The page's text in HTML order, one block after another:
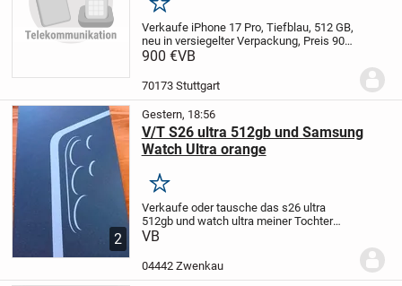
Merken
Verkaufe iPhone 17 Pro, Tiefblau, 512 GB,
neu in versiegelter Verpackung, Preis 900
Euro. Nachricht für weitere Details
900 €VB
70173 Stuttgart
2
Gestern, 18:56
V/T S26 ultra 512gb und Samsung
Watch Ultra orange
Merken
Verkaufe oder tausche das s26 ultra
512gb und watch ultra meiner Tochter
gegen ein iPhone 17 Pro max in Orange
Da sie gern nen iphone 17 pro max in
VB
04442 Zwenkau